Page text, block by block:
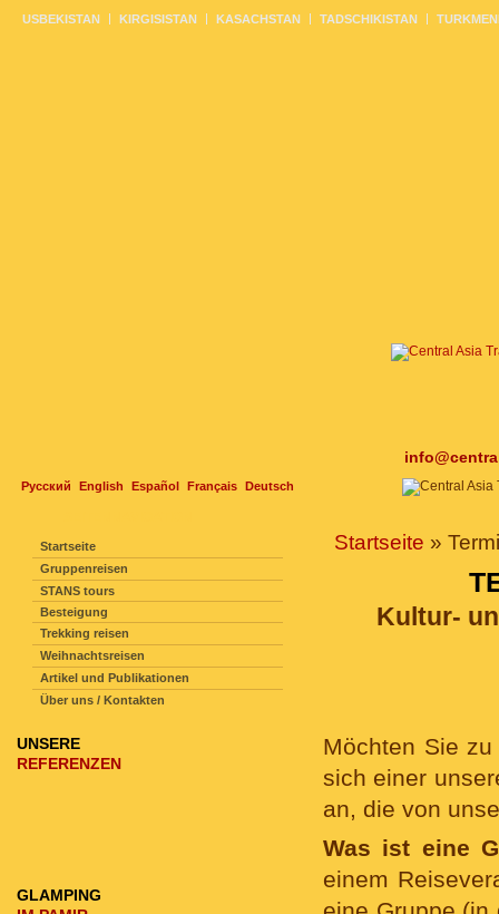
Русский English Español Français Deutsch
USBEKISTAN KIRGISISTAN KASACHSTAN TADSCHIKISTAN
Startseite »
Kultur-
Möchten Sie
sich einer
an, die von
Was ist eine
einem
Startseite
Gruppenreisen
STANS tours
Besteigung
Trekking reisen
Weihnachtsreisen
Artikel und Publikationen
Über uns / Kontakten
UNSERE
REFERENZEN
GLAMPING